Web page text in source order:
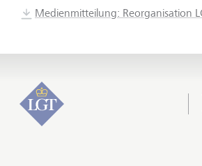
Medienmitteilung: Reorganisation